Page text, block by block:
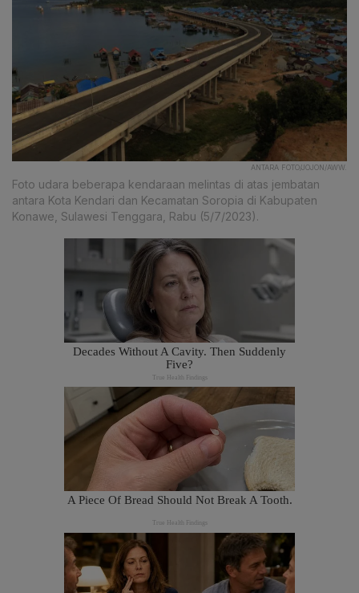
ANTARA FOTO/JOJON/AWW.
Foto udara beberapa kendaraan melintas di atas jembatan
antara Kota Kendari dan Kecamatan Soropia di Kabupaten
Konawe, Sulawesi Tenggara, Rabu (5/7/2023).